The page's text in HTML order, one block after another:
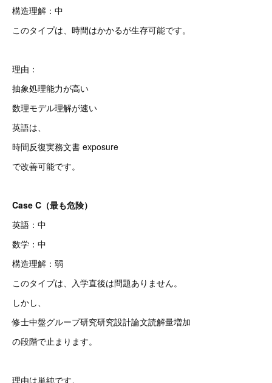
構造理解：中
このタイプは、時間はかかるが生存可能です。
理由：
抽象処理能力が高い
数理モデル理解が速い
英語は、
時間反復実務文書 exposure
で改善可能です。
Case C（最も危険）
英語：中
数学：中
構造理解：弱
このタイプは、入学直後は問題ありません。
しかし、
修士中盤グループ研究研究設計論文読解量増加
の段階で止まります。
理由は単純です。